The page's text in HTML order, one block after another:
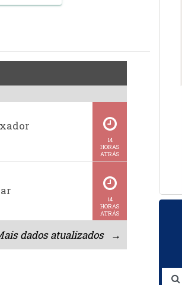
14
HORAS
ATRÁS
14
HORAS
ATRÁS
dados atualizados →